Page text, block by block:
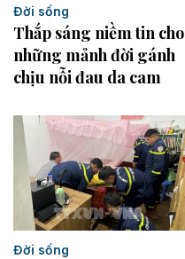
Đời sống
Thắp sáng niềm tin cho
những mảnh đời gánh
chịu nỗi đau da cam
Đời sống